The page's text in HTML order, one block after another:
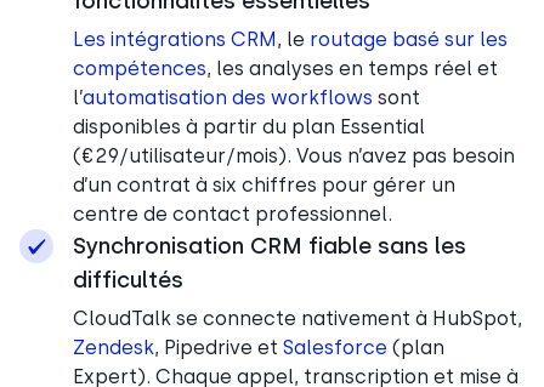
Les intégrations CRM, le routage basé sur les
compétences, les analyses en temps réel et
l’automatisation des workflows sont
disponibles à partir du plan Essential
(€29/utilisateur/mois). Vous n’avez pas besoin
d’un contrat à six chiffres pour gérer un
centre de contact professionnel.
Synchronisation CRM fiable sans les
difficultés
CloudTalk se connecte nativement à HubSpot,
Zendesk, Pipedrive et Salesforce (plan
Expert). Chaque appel, transcription et mise à